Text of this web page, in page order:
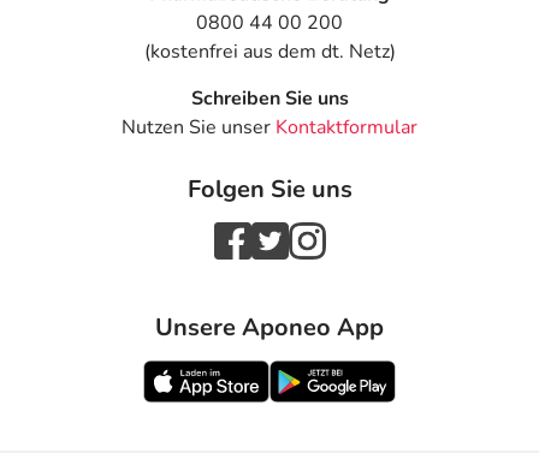
0800 44 00 200
(kostenfrei aus dem dt. Netz)
Schreiben Sie uns
Nutzen Sie unser Kontaktformular
Folgen Sie uns
Unsere Aponeo App